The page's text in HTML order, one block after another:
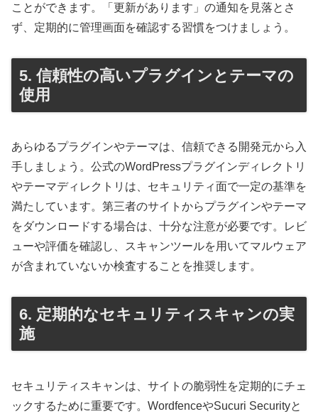
ことができます。「更新があります」の通知を見落とさ
ず、定期的に管理画面を確認する習慣をつけましょう。
5. 信頼性の高いプラグインとテーマの
使用
あらゆるプラグインやテーマは、信頼できる開発元から入
手しましょう。公式のWordPressプラグインディレクトリ
やテーマディレクトリは、セキュリティ面で一定の基準を
満たしています。第三者のサイトからプラグインやテーマ
をダウンロードする場合は、十分な注意が必要です。レビ
ューや評価を確認し、スキャンツールを用いてマルウェア
が含まれていないか検査することを推奨します。
6. 定期的なセキュリティスキャンの実
施
セキュリティスキャンは、サイトの脆弱性を定期的にチェ
ックするために重要です。WordfenceやSucuri Securityと